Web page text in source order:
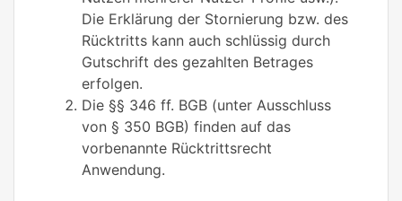
Die Erklärung der Stornierung bzw. des
Rücktritts kann auch schlüssig durch
Gutschrift des gezahlten Betrages
erfolgen.
Die §§ 346 ff. BGB (unter Ausschluss
von § 350 BGB) finden auf das
vorbenannte Rücktrittsrecht
Anwendung.